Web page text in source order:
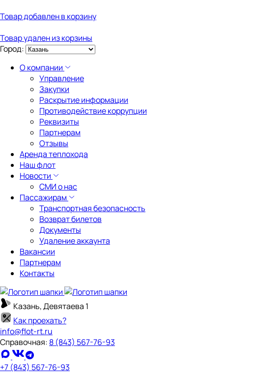
Товар добавлен в корзину
Товар удален из корзины
Город:
О компании
Управление
Закупки
Раскрытие информации
Противодействие коррупции
Реквизиты
Партнерам
Отзывы
Аренда теплохода
Наш флот
Новости
СМИ о нас
Пассажирам
Транспортная безопасность
Возврат билетов
Документы
Удаление аккаунта
Вакансии
Партнерам
Контакты
Казань, Девятаева 1
Как проехать?
info@flot-rt.ru
Справочная: 8 (843) 567-76-93
+7 (843) 567-76-93